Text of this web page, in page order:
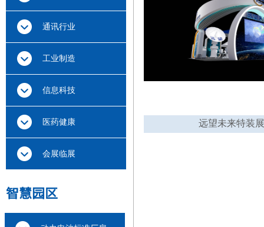
远望未来特装
通讯行业
工业制造
信息科技
医药健康
会展临展
智慧园区